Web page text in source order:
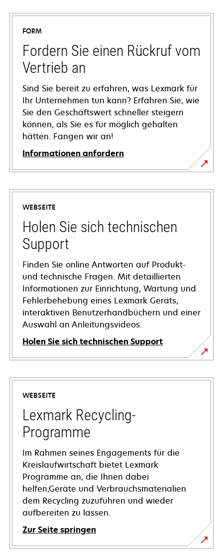
FORM
Fordern Sie einen Rückruf vom
Vertrieb an
Sind Sie bereit zu erfahren, was Lexmark für
Ihr Unternehmen tun kann? Erfahren Sie, wie
Sie den Geschäftswert schneller steigern
können, als Sie es für möglich gehalten
hätten. Fangen wir an!
Informationen anfordern
WEBSEITE
Holen Sie sich technischen
Support
Finden Sie online Antworten auf Produkt-
und technische Fragen. Mit detaillierten
Informationen zur Einrichtung, Wartung und
Fehlerbehebung eines Lexmark Geräts,
interaktiven Benutzerhandbüchern und einer
Auswahl an Anleitungsvideos.
Holen Sie sich technischen Support
wird
in
neuen
Registerkarte
geöffnet
WEBSEITE
Lexmark Recycling-
Programme
Im Rahmen seines Engagements für die
Kreislaufwirtschaft bietet Lexmark
Programme an, die Ihnen dabei
helfen,Geräte und Verbrauchsmaterialien
dem Recycling zuzuführen und wieder
aufbereiten zu lassen.
Zur Seite springen